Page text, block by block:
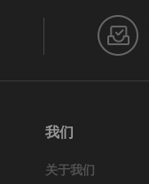
我们
关于我们